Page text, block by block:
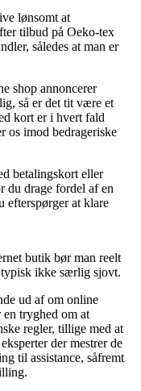
lønsomt at
tilbud på Oeko-tex
således at man er
shop annoncerer
så er det tit være et
kort er i hvert fald
os imod bedrageriske
betalingskort eller
du drage fordel af en
efterspørger at klare
butik bør man reelt
typisk ikke særlig sjovt.
ud af om online
tryghed om at
regler, tillige med at
der mestrer de
til assistance, såfremt